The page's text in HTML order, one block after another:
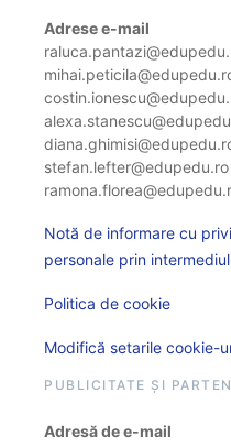
Adrese e-mail
stefan.lefter@edupedu.ro
Notă de informare cu
personale prin
Politica de cookie
Modifică setarile cookie-
PUBLICITATE ȘI
Adresă de e-mail